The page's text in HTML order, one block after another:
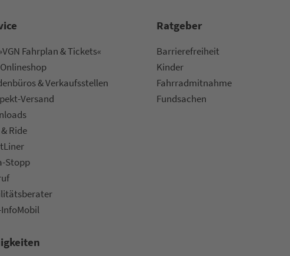
Fahrplan & Tickets«
& Ver­kaufs­stel­len
Versand
Ride
Stopp
InfoMobil
Rat­ge­ber
Bar­ri­e­re­frei­heit
Kinder
Fahr­rad­mit­nah­me
Fund­sachen